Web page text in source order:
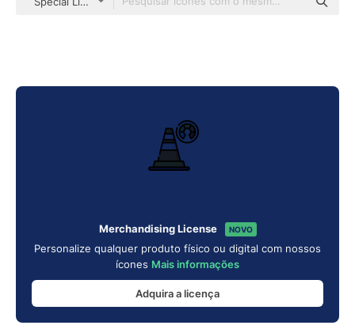
Merchandising License NOVO
Personalize qualquer produto físico ou digital com nossos
ícones Mais informações
Adquira a licença